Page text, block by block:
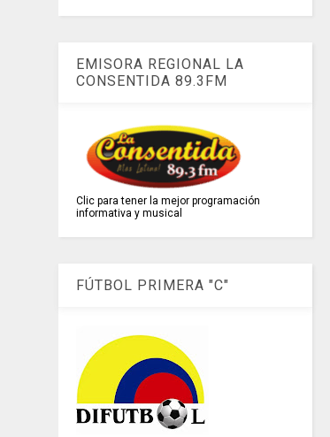
EMISORA REGIONAL LA
CONSENTIDA 89.3FM
Clic para tener la mejor programación
informativa y musical
FÚTBOL PRIMERA "C"